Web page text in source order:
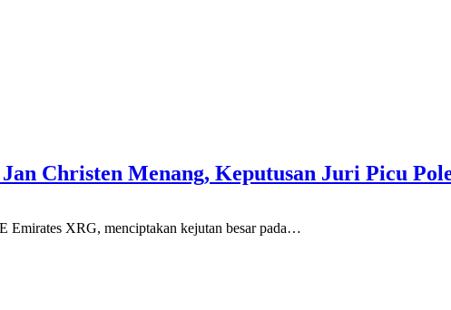
Christen Menang, Keputusan Juri Picu
XRG, menciptakan kejutan besar pada…